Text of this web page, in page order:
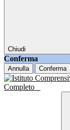
Chiudi
Conferma
Annulla Conferma
Completo